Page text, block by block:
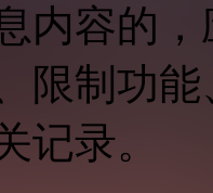
内容的
限制功
记录。